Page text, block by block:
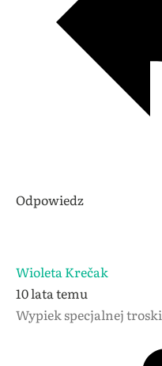
Odpowiedz
Wioleta Krečak
10 lata temu
Wypiek specjalnej troski